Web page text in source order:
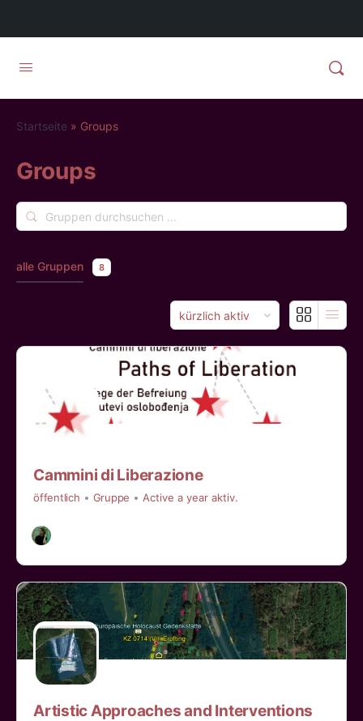
Startseite » Groups
Groups
Gruppen
durchsuchen
alle Gruppen 8
Order
By:
Cammini di Liberazione
öffentlich Gruppe Active a year aktiv.
Artistic Approaches and Interventions